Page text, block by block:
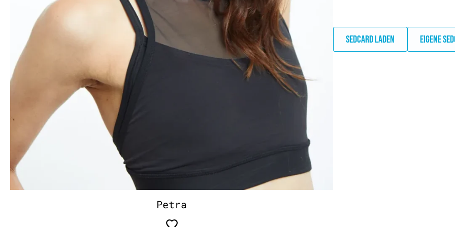
Petra
SEDCARD LADEN EIGENE